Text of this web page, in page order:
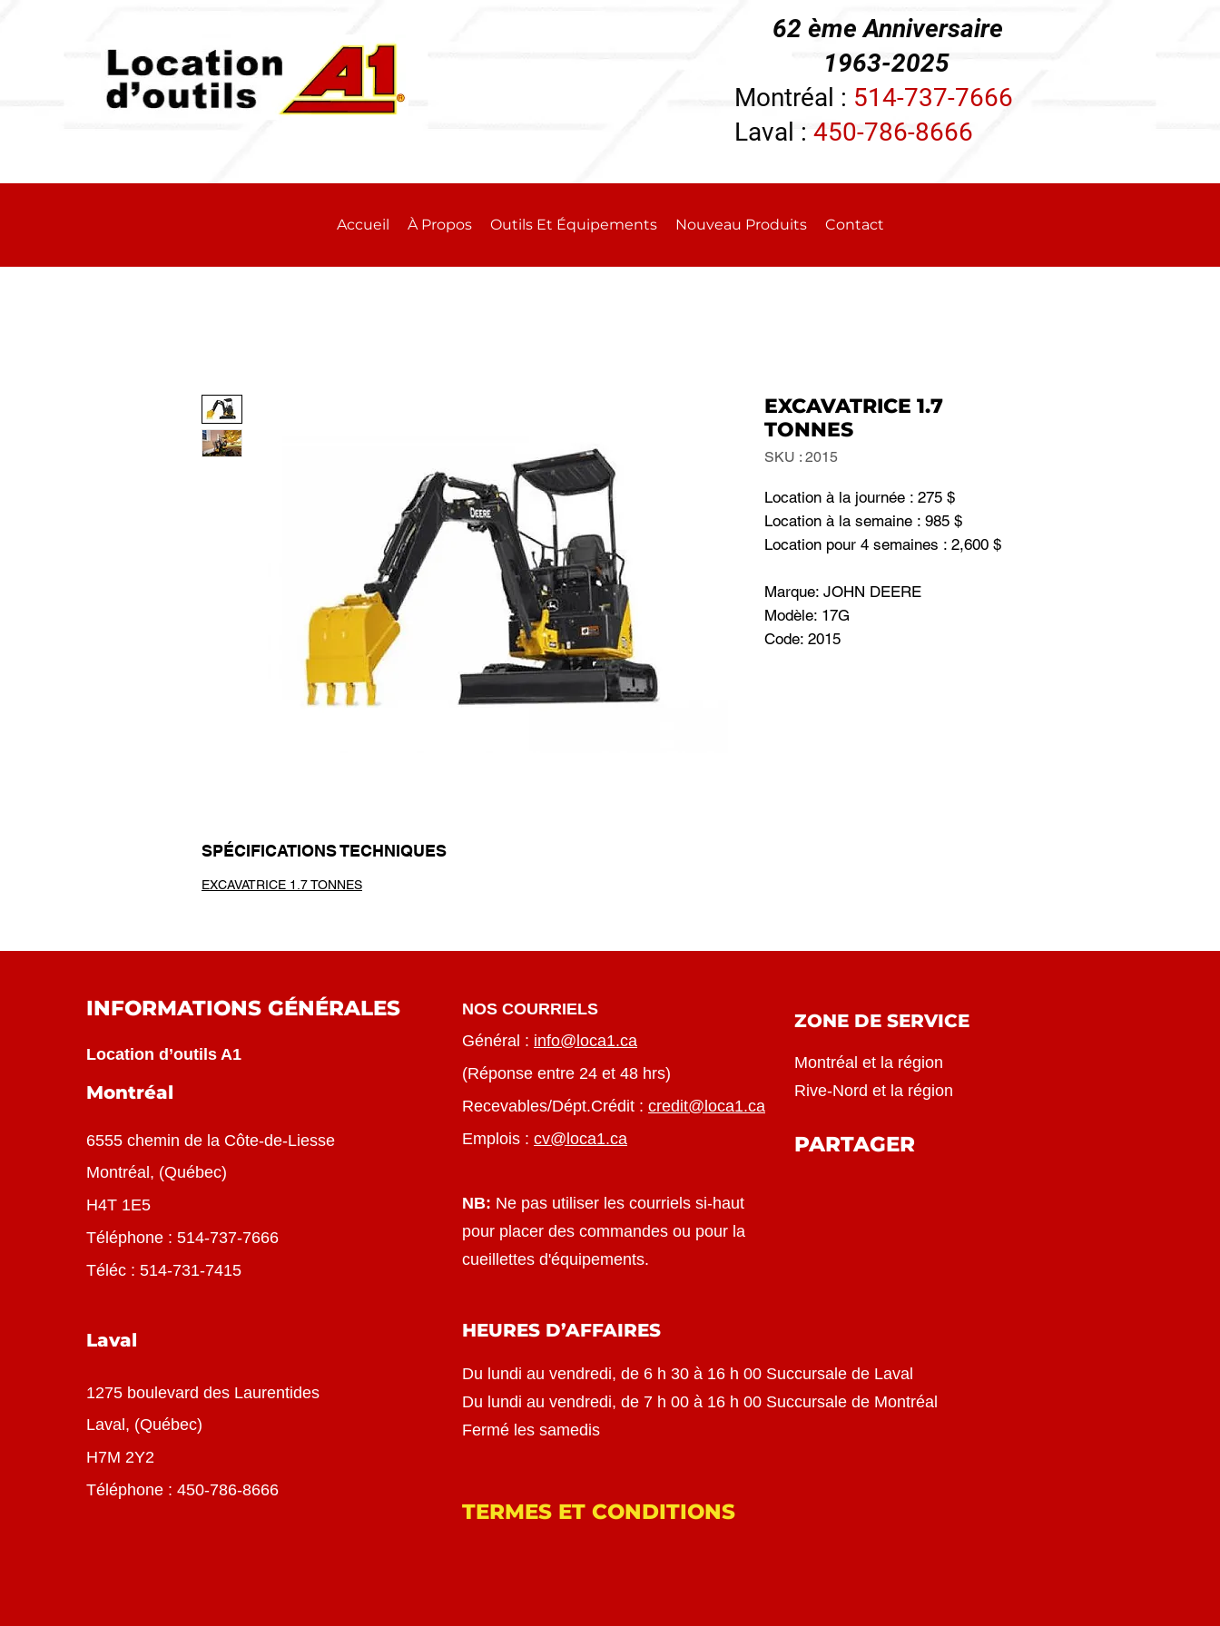
62 ème Anniversaire
1963-2025
Montréal : 514-737-7666
Laval : 450-786-8666
Accueil À Propos Outils Et Équipements Nouveau Produits Contact
EXCAVATRICE 1.7
TONNES
SKU : 2015
Location à la journée : 275 $
Location à la semaine : 985 $
Location pour 4 semaines : 2,600 $
Marque: JOHN DEERE
Modèle: 17G
Code: 2015
SPÉCIFICATIONS TECHNIQUES
EXCAVATRICE 1.7 TONNES
INFORMATIONS GÉNÉRALES
Location d’outils A1
Montréal
6555 chemin de la Côte-de-Liesse
Montréal , (Québec)
H4T 1E5
Téléphone : 514-737-7666
Téléc : 514-731-7415
Laval
1275 boulevard des Laurentides
Laval, (Québec)
H7M 2Y2
Téléphone : 450-786-8666
NOS COURRIELS
Général : info@loca1.ca
(Réponse entre 24 et 48 hrs)
Recevables/Dépt.Crédit : credit@loca1.ca
Emplois : cv@loca1.ca
NB: Ne pas utiliser les courriels si-haut
pour placer des commandes ou pour la
cueillettes d'équipements.
HEURES D’AFFAIRES
Du lundi au vendredi, de 6 h 30 à 16 h 00 Succursale de Laval
Du lundi au vendredi, de 7 h 00 à 16 h 00 Succursale de Montréal
Fermé les samedis
TERMES ET CONDITIONS
ZONE DE SERVICE
Montréal et la région
Rive-Nord et la région
PARTAGER